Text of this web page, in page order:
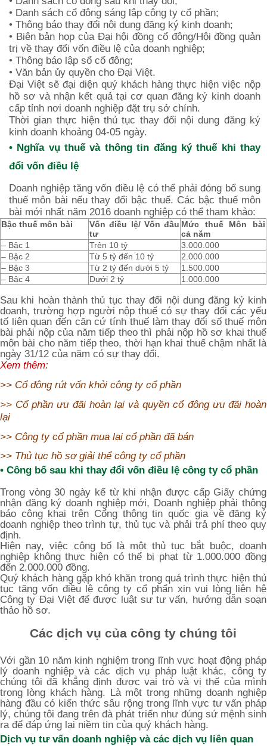
• Danh sách cổ đông sáng lập công ty cổ phần;
• Thông báo thay đổi nội dung đăng ký kinh doanh;
• Biên bản họp của Đại hội đồng cổ đông/Hội đồng quản
trị về thay đổi vốn điều lệ của doanh nghiệp;
• Thông báo lập sổ cổ đông;
• Văn bản ủy quyền cho Đại Việt.
Đại Việt sẽ đại diện quý khách hàng thực hiện việc nộp
hồ sơ và nhận kết quả tại cơ quan đăng ký kinh doanh
cấp tỉnh nơi doanh nghiệp đặt trụ sở chính.
Thời gian thực hiện thủ tục thay đổi nội dung đăng ký
kinh doanh khoảng 04-05 ngày.
• Nghĩa vụ thuế và thông tin đăng ký thuếkhithay
đổi vốn điều lệ
Doanh nghiệp tăng vốn điều lệ có thể phải đóng bổ sung
thuế môn bài nếu thay đổi bậc thuế. Các bậc thuế môn
bài mới nhất năm 2016 doanh nghiệp có thể tham khảo:
Bậc thuế môn bài
Vốn điều lệ/ Vốn đầu
tư
Mức thuế Môn bài
cả năm
– Bậc 1
Trên 10 tỷ
3.000.000
– Bậc 2
Từ 5 tỷ đến 10 tỷ
2.000.000
– Bậc 3
Từ 2 tỷ đến dưới 5 tỷ
1.500.000
– Bậc 4
Dưới 2 tỷ 1.000.000
Sau khi hoàn thành thủ tục thay đổi nội dung đăng ký kinh
doanh, trường hợp người nộp thuế có sự thay đổi các yếu
tố liên quan đến căn cứ tính thuế làm thay đổi số thuế môn
bài phải nộp của năm tiếp theo thì phải nộp hồ sơ khai thuế
môn bài cho năm tiếp theo, thời hạn khai thuế chậm nhất là
ngày 31/12 của năm có sự thay đổi.
Xem thêm:
>> Cổ đông rút vốn khỏi công ty cổ phần
>> Cổ phần ưu đãi hoàn lại và quyền cổ đông ưu đãi hoàn
lại
>> Công ty cổ phần mua lại cổ phần đã bán
>> Thủ tục hồ sơ giải thể công ty cổ phần
• Công bố sau khi thay đổi vốn điều lệ công ty cổ phần
Trong vòng 30 ngày kể từ khi nhận được cấp Giấy chứng
nhận đăng ký doanh nghiệp mới, Doanh nghiệp phải thông
báo công khai trên Cổng thông tin quốc gia về đăng ký
doanh nghiệp theo trình tự, thủ tục và phải trả phí theo quy
định.
Hiện nay, việc công bố là một thủ tục bắt buộc, doanh
nghiệp không thực hiện có thể bị phạt từ 1.000.000 đồng
đến 2.000.000 đồng.
Quý khách hàng gặp khó khăn trong quá trình thực hiện thủ
tục tăng vốn điều lệ công ty cổ phẩn xin vui lòng liên hệ
Công ty Đại Việt để được luật sư tư vấn, hướng dẫn soạn
thảo hồ sơ.
Các dịch vụ của công ty chúng tôi
Với gần 10 năm kinh nghiệm trong lĩnh vực hoạt động pháp
lý doanh nghiệp và các dịch vụ pháp luật khác, công ty
chúng tôi đã khẳng định được vai trò và vị thế của mình
trong lòng khách hàng. Là một trong những doanh nghiệp
hàng đầu có kiến thức sâu rộng trong lĩnh vực tư vấn pháp
lý, chúng tôi đang trên đà phát triển như đúng sứ mệnh sinh
ra để đáp ứng lại niềm tin của quý khách hàng.
Dịch vụ tư vấn doanh nghiệp và các dịch vụ liên quan